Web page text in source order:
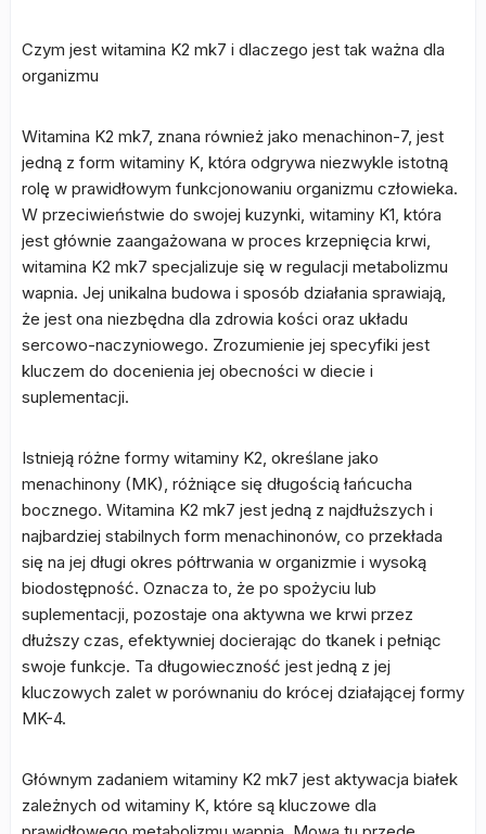
Czym jest witamina K2 mk7 i dlaczego jest tak ważna dla
organizmu
Witamina K2 mk7, znana również jako menachinon-7, jest
jedną z form witaminy K, która odgrywa niezwykle istotną
rolę w prawidłowym funkcjonowaniu organizmu człowieka.
W przeciwieństwie do swojej kuzynki, witaminy K1, która
jest głównie zaangażowana w proces krzepnięcia krwi,
witamina K2 mk7 specjalizuje się w regulacji metabolizmu
wapnia. Jej unikalna budowa i sposób działania sprawiają,
że jest ona niezbędna dla zdrowia kości oraz układu
sercowo-naczyniowego. Zrozumienie jej specyfiki jest
kluczem do docenienia jej obecności w diecie i
suplementacji.
Istnieją różne formy witaminy K2, określane jako
menachinony (MK), różniące się długością łańcucha
bocznego. Witamina K2 mk7 jest jedną z najdłuższych i
najbardziej stabilnych form menachinonów, co przekłada
się na jej długi okres półtrwania w organizmie i wysoką
biodostępność. Oznacza to, że po spożyciu lub
suplementacji, pozostaje ona aktywna we krwi przez
dłuższy czas, efektywniej docierając do tkanek i pełniąc
swoje funkcje. Ta długowieczność jest jedną z jej
kluczowych zalet w porównaniu do krócej działającej formy
MK-4.
Głównym zadaniem witaminy K2 mk7 jest aktywacja białek
zależnych od witaminy K, które są kluczowe dla